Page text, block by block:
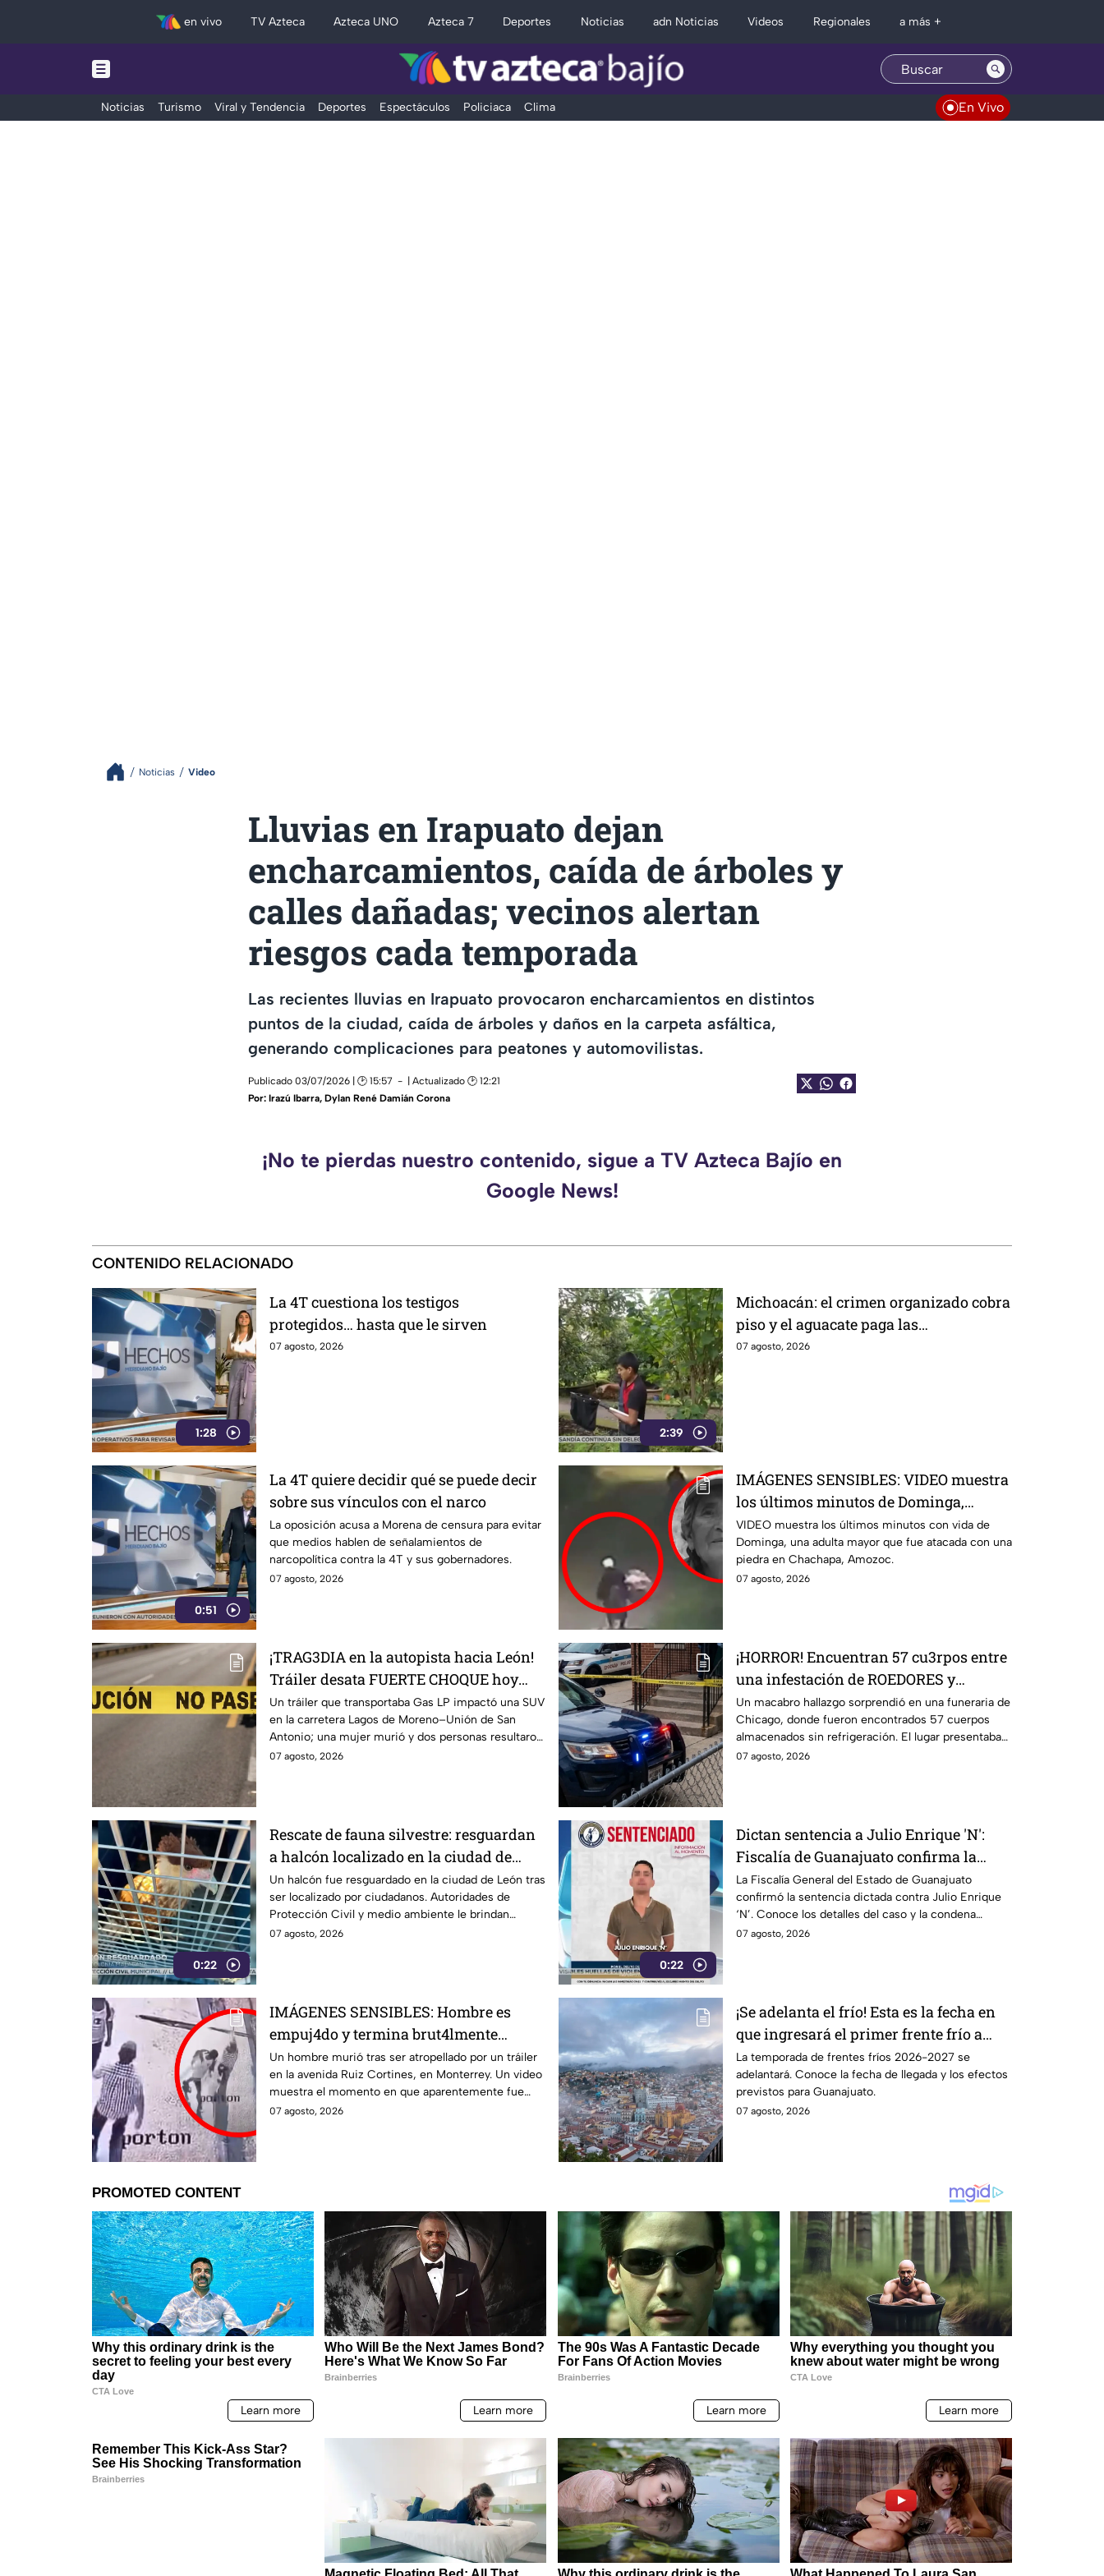
en vivo TV Azteca Azteca UNO Azteca 7 Deportes Noticias adn Noticias Videos Regionales a más +
Noticias Turismo Viral y Tendencia Deportes Espectáculos Policiaca Clima En Vivo
Noticias Video
Lluvias en Irapuato dejan
encharcamientos, caída de árboles y
calles dañadas; vecinos alertan
riesgos cada temporada
Las recientes lluvias en Irapuato provocaron encharcamientos en distintos
puntos de la ciudad, caída de árboles y daños en la carpeta asfáltica,
generando complicaciones para peatones y automovilistas.
Publicado 03/07/2026 | 🕑 15:57
| Actualizado 🕑 12:21
Por: Irazú Ibarra, Dylan René Damián Corona
¡No te pierdas nuestro contenido, sigue a TV Azteca Bajío en
Google News!
CONTENIDO RELACIONADO
1:28
La 4T cuestiona los testigos
protegidos… hasta que le sirven
07 agosto, 2026
2:39
Michoacán: el crimen organizado cobra
piso y el aguacate paga las
consecuencias
07 agosto, 2026
0:51
La 4T quiere decidir qué se puede decir
sobre sus vínculos con el narco
La oposición acusa a Morena de censura para evitar
que medios hablen de señalamientos de
narcopolítica contra la 4T y sus gobernadores.
07 agosto, 2026
IMÁGENES SENSIBLES: VIDEO muestra
los últimos minutos de Dominga,
abuelita 4TACADA por 90 pesos en
Amozoc
VIDEO muestra los últimos minutos con vida de
Dominga, una adulta mayor que fue atacada con una
piedra en Chachapa, Amozoc.
07 agosto, 2026
¡TRAG3DIA en la autopista hacia León!
Tráiler desata FUERTE CHOQUE hoy
viernes y una mujer pierde la vida
Un tráiler que transportaba Gas LP impactó una SUV
en la carretera Lagos de Moreno–Unión de San
Antonio; una mujer murió y dos personas resultaron
lesionadas.
07 agosto, 2026
¡HORROR! Encuentran 57 cu3rpos entre
una infestación de ROEDORES y
GUSANOS, dentro de una funeraria
Un macabro hallazgo sorprendió en una funeraria de
Chicago, donde fueron encontrados 57 cuerpos
almacenados sin refrigeración. El lugar presentaba
condiciones inadecuadas.
07 agosto, 2026
0:22
Rescate de fauna silvestre: resguardan
a halcón localizado en la ciudad de
León
Un halcón fue resguardado en la ciudad de León tras
ser localizado por ciudadanos. Autoridades de
Protección Civil y medio ambiente le brindan
atención.
07 agosto, 2026
0:22
Dictan sentencia a Julio Enrique 'N':
Fiscalía de Guanajuato confirma la
condena
La Fiscalía General del Estado de Guanajuato
confirmó la sentencia dictada contra Julio Enrique
‘N’. Conoce los detalles del caso y la condena
impuesta.
07 agosto, 2026
IMÁGENES SENSIBLES: Hombre es
empuj4do y termina brut4lmente
ATROP3LLADO por un tráiler; así
ocurrió la trag3dia
Un hombre murió tras ser atropellado por un tráiler
en la avenida Ruiz Cortines, en Monterrey. Un video
muestra el momento en que aparentemente fue
empujado antes del hecho.
07 agosto, 2026
¡Se adelanta el frío! Esta es la fecha en
que ingresará el primer frente frío a
Guanajuato
La temporada de frentes fríos 2026-2027 se
adelantará. Conoce la fecha de llegada y los efectos
previstos para Guanajuato.
07 agosto, 2026